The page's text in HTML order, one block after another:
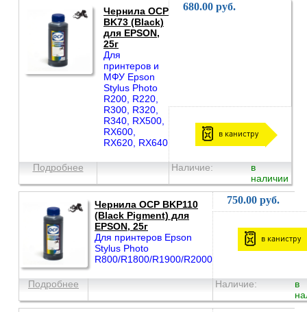
Чернила OCP
BK73 (Black)
для EPSON,
25г
Для
принтеров и
МФУ Epson
Stylus Photo
R200, R220,
R300, R320,
R340, RX500,
RX600,
RX620, RX640
680.00 руб.
в канистру
Подробнее Наличие:
в
наличии
Чернила OCP BKP110
(Black Pigment) для
EPSON, 25г
Для принтеров Epson
Stylus Photo
R800/R1800/R1900/R2000
750.00 руб.
в канистру
Подробнее Наличие:
в